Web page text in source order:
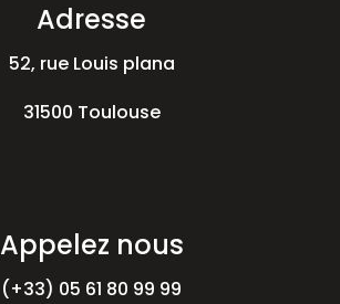
Adresse
52, rue Louis plana
31500 Toulouse
Appelez nous
(+33) 05 61 80 99 99